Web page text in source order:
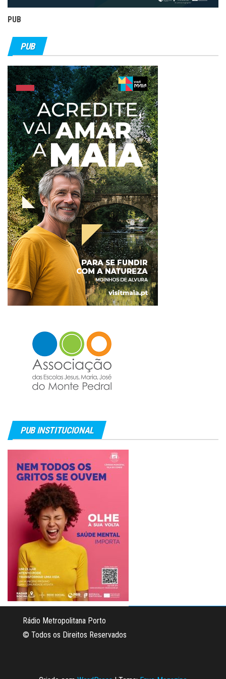
PUB
PUB
PUB INSTITUCIONAL
Rádio Metropolitana Porto
© Todos os Direitos Reservados